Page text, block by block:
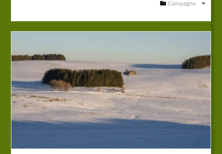
Campagne